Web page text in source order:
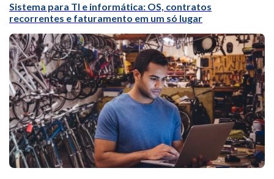
Sistema para TI e informática: OS, contratos
recorrentes e faturamento em um só lugar